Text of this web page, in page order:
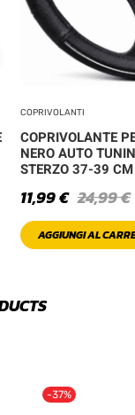
COPRIVOLANTI
COPRIVOLANTE
NERO AUTO
STERZO 37-39 CM
24,99€
11,99€
AGGIUNGI AL
-37%